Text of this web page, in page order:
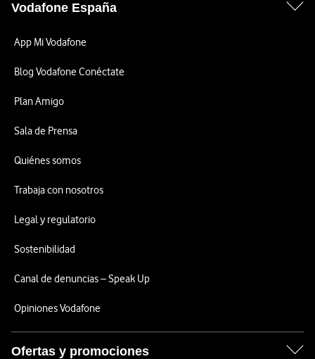
Vodafone España
App Mi Vodafone
Blog Vodafone Conéctate
Plan Amigo
Sala de Prensa
Quiénes somos
Trabaja con nosotros
Legal y regulatorio
Sostenibilidad
Canal de denuncias – Speak Up
Opiniones Vodafone
Ofertas y promociones